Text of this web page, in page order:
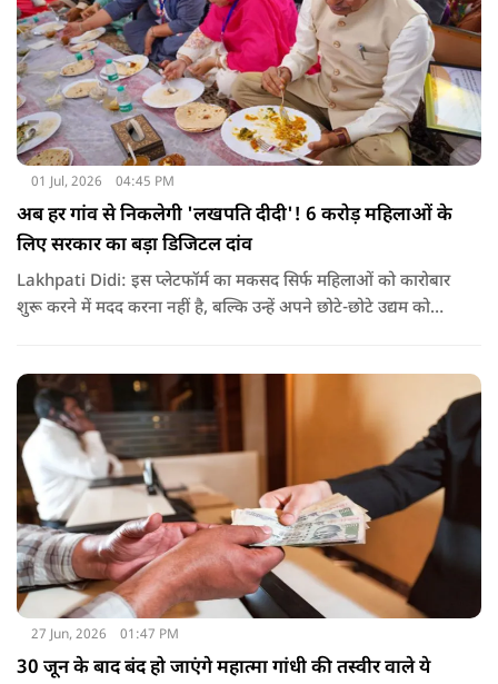
01 Jul, 2026 04:45 PM
अब हर गांव से निकलेगी 'लखपति दीदी'! 6 करोड़ महिलाओं के
लिए सरकार का बड़ा डिजिटल दांव
Lakhpati Didi: इस प्लेटफॉर्म का मकसद सिर्फ महिलाओं को कारोबार
शुरू करने में मदद करना नहीं है, बल्कि उन्हें अपने छोटे-छोटे उद्यम को
27 Jun, 2026 01:47 PM
30 जून के बाद बंद हो जाएंगे महात्मा गांधी की तस्वीर वाले ये